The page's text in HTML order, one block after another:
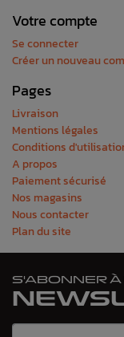
Votre compte
Se connecter
Créer un nouveau
Pages
Livraison
Mentions légales
Conditions
A propos
Paiement sécurisé
Nos magasins
Nous contacter
Plan du site
S'ABONNER